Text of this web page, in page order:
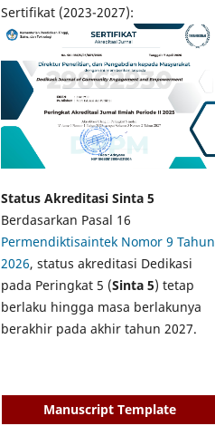
Sertifikat (2023-2027):
Status Akreditasi Sinta 5
Berdasarkan Pasal 16
Permendiktisaintek Nomor 9 Tahun
2026, status akreditasi Dedikasi
pada Peringkat 5 (Sinta 5) tetap
berlaku hingga masa berlakunya
berakhir pada akhir tahun 2027.
Manuscript Template